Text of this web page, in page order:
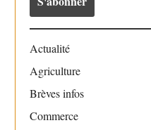
Actualité
Agriculture
Brèves infos
Commerce